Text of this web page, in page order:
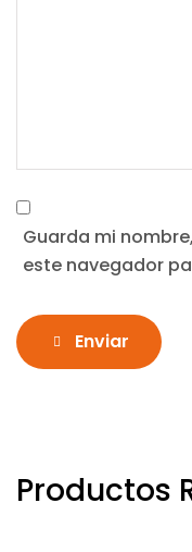
Guarda mi
este navegador
Enviar
Productos